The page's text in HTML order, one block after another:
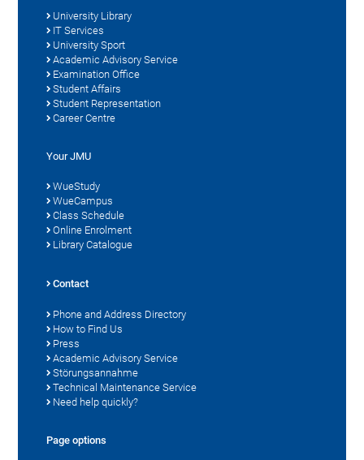
University Library
IT Services
University Sport
Academic Advisory Service
Examination Office
Student Affairs
Student Representation
Career Centre
Your JMU
WueStudy
WueCampus
Class Schedule
Online Enrolment
Library Catalogue
Contact
Phone and Address Directory
How to Find Us
Press
Academic Advisory Service
Störungsannahme
Technical Maintenance Service
Need help quickly?
Page options